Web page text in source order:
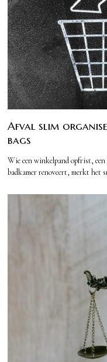
Afval slim
bags
Wie een winkelpand opfrist,
badkamer renoveert, merkt het